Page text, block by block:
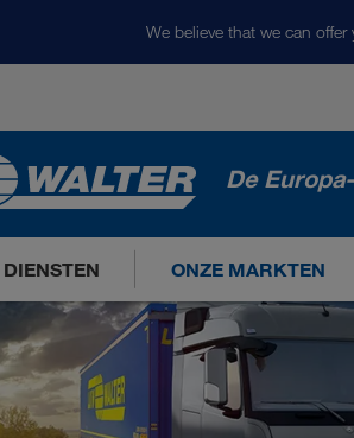
We believe that we can
De
ONZE MARKTEN